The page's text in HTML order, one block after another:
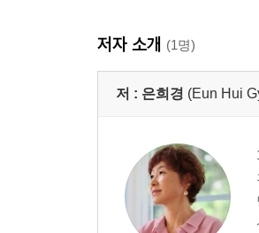
저자 소개 (1명)
저 : 은희경 (Eun Hui